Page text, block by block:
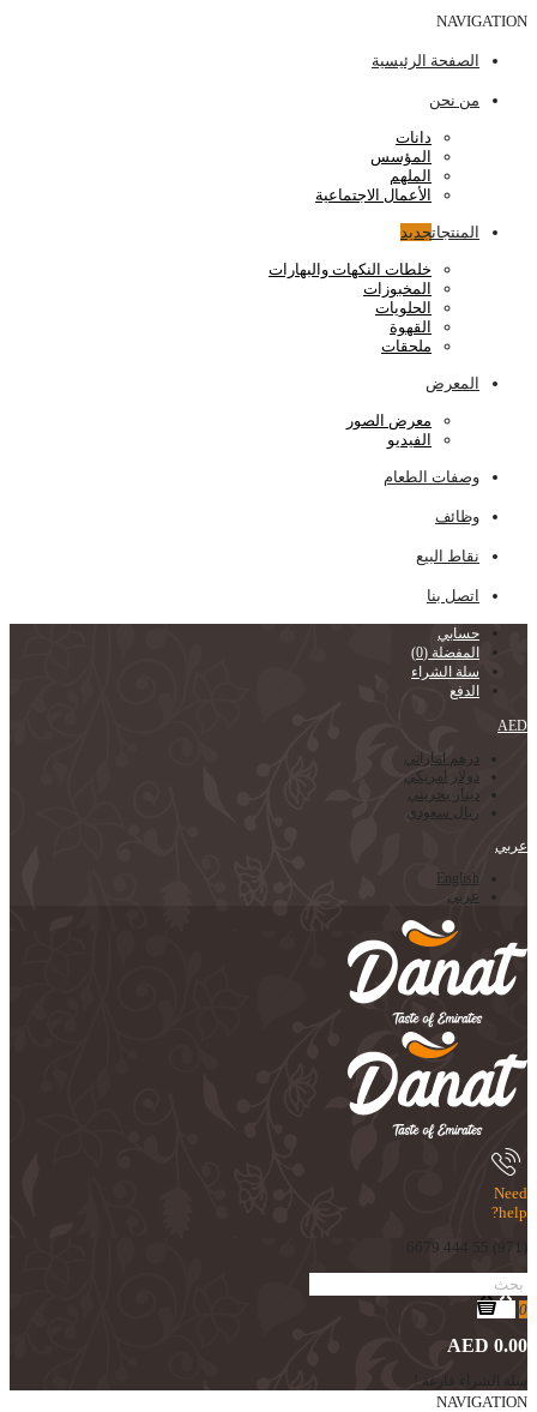
NAVIGATION
الصفحة الرئيسية
من نحن
دانات
المؤسس
الملهم
الأعمال الاجتماعية
المنتجاتجديد
خلطات النكهات والبهارات
المخبوزات
الحلويات
القهوة
ملحقات
المعرض
معرض الصور
الفيديو
وصفات الطعام
وظائف
نقاط البيع
اتصل بنا
حسابي
المفضلة (0)
سلة الشراء
الدفع
AED
درهم اماراتي
دولار امريكي
دينار بحريني
ريال سعودي
عربي
English
عربي
Need
help?
0
AED 0.00
سلة الشراء فارغة !
NAVIGATION